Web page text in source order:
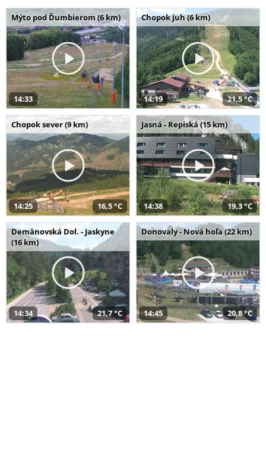
Mýto pod Ďumbierom (6 km)
14:33
Chopok juh (6 km)
14:19 21,5 °C
Chopok sever (9 km)
14:25 16,5 °C
Jasná - Repiská (15 km)
14:38 19,3 °C
Demänovská Dol. - Jaskyne
(16 km)
14:34 21,7 °C
Donovaly - Nová hoľa (22 km)
14:45 20,8 °C